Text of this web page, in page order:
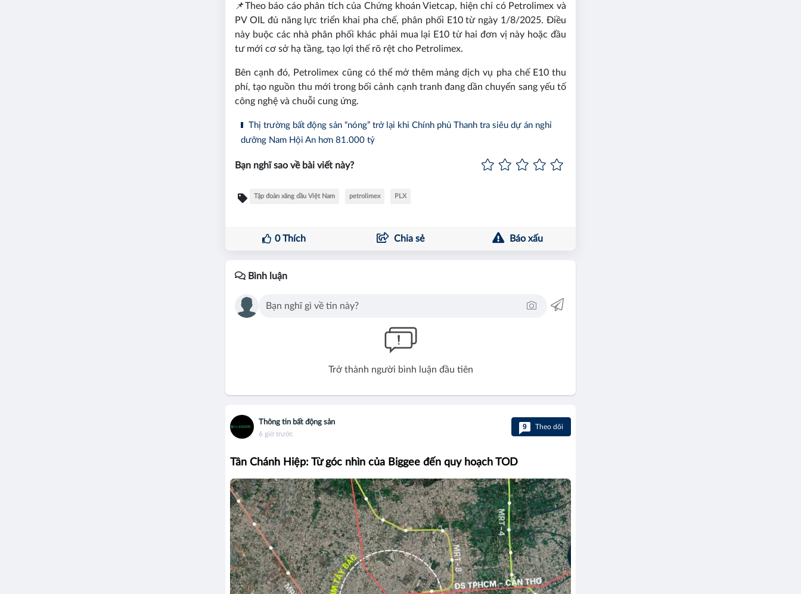
📌Theo báo cáo phân tích của Chứng khoán Vietcap, hiện chỉ có Petrolimex và
PV OIL đủ năng lực triển khai pha chế, phân phối E10 từ ngày 1/8/2025. Điều
này buộc các nhà phân phối khác phải mua lại E10 từ hai đơn vị này hoặc đầu
tư mới cơ sở hạ tầng, tạo lợi thế rõ rệt cho Petrolimex.
Bên cạnh đó, Petrolimex cũng có thể mở thêm mảng dịch vụ pha chế E10 thu
phí, tạo nguồn thu mới trong bối cảnh cạnh tranh đang dần chuyển sang yếu tố
công nghệ và chuỗi cung ứng.
Thị trường bất động sản “nóng” trở lại khi Chính phủ Thanh tra siêu dự án nghỉ
dưỡng Nam Hội An hơn 81.000 tỷ
Bạn nghĩ sao về bài viết này?
Tập đoàn xăng dầu Việt Nam petrolimex PLX
0Thích Chia sẻ Báo xấu
Bình luận
Trở thành người bình luận đầu tiên
Thông tin bất động sản
6 giờ trước
9 Theo dõi
Tân Chánh Hiệp: Từ góc nhìn của Biggee đến quy hoạch TOD